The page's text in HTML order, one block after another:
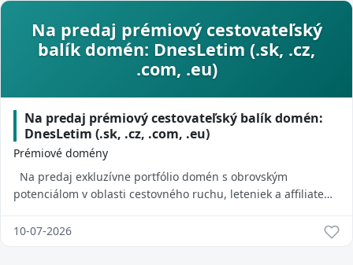
Na predaj prémiový cestovateľský
balík domén: DnesLetim (.sk, .cz,
.com, .eu)
Na predaj prémiový cestovateľský balík domén:
DnesLetim (.sk, .cz, .com, .eu)
Prémiové domény
Na predaj exkluzívne portfólio domén s obrovským
potenciálom v oblasti cestovného ruchu, leteniek a affiliate
10-07-2026